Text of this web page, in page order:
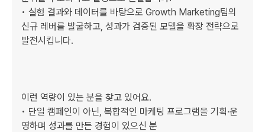
• 실험 결과와 데이터를 바탕으로 Growth Marketing팀의
신규 레버를 발굴하고, 성과가 검증된 모델을 확장 전략으로
발전시킵니다.
이런 역량이 있는 분을 찾고 있어요.
• 단일 캠페인이 아닌, 복합적인 마케팅 프로그램을 기획·운
영하며 성과를 만든 경험이 있으신 분